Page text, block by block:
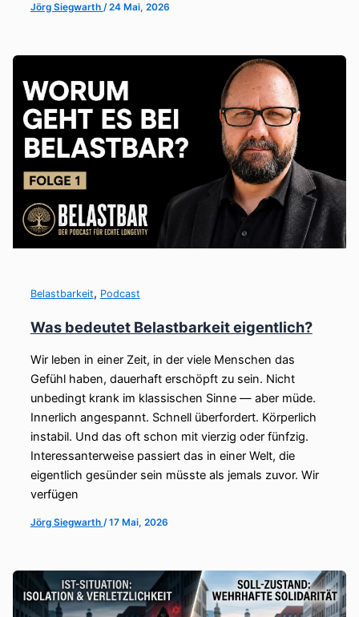
Jörg Siegwarth /24 Mai, 2026
Belastbarkeit, Podcast
Was bedeutet Belastbarkeit eigentlich?
Wir leben in einer Zeit, in der viele Menschen das
Gefühl haben, dauerhaft erschöpft zu sein. Nicht
unbedingt krank im klassischen Sinne — aber müde.
Innerlich angespannt. Schnell überfordert. Körperlich
instabil. Und das oft schon mit vierzig oder fünfzig.
Interessanterweise passiert das in einer Welt, die
eigentlich gesünder sein müsste als jemals zuvor. Wir
verfügen
Jörg Siegwarth /17 Mai, 2026